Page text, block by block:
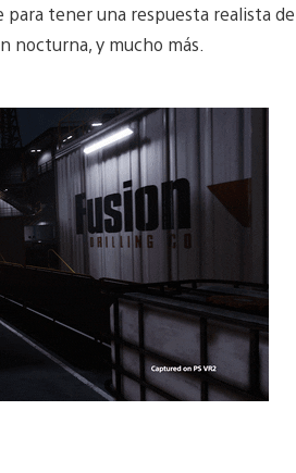
tener una respuesta realista de
nocturna, y mucho más.